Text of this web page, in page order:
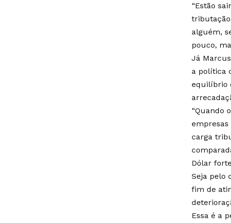
“Estão
alguém,
pouco,
Já
a política
equilíbrio
“Quando
empresas
carga
Dólar
Seja pelo
fim de
Essa é a